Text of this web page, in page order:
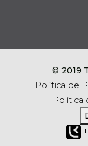
© 2019
Política de
Política